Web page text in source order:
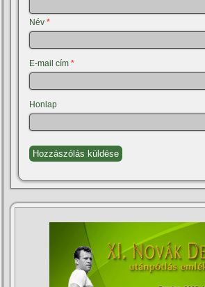
Név*
E-mail cím*
Honlap